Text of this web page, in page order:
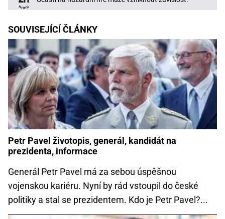
SOUVISEJÍCÍ ČLÁNKY
Petr Pavel životopis, generál, kandidát na
prezidenta, informace
Generál Petr Pavel má za sebou úspěšnou
vojenskou kariéru. Nyní by rád vstoupil do české
politiky a stal se prezidentem. Kdo je Petr Pavel?...